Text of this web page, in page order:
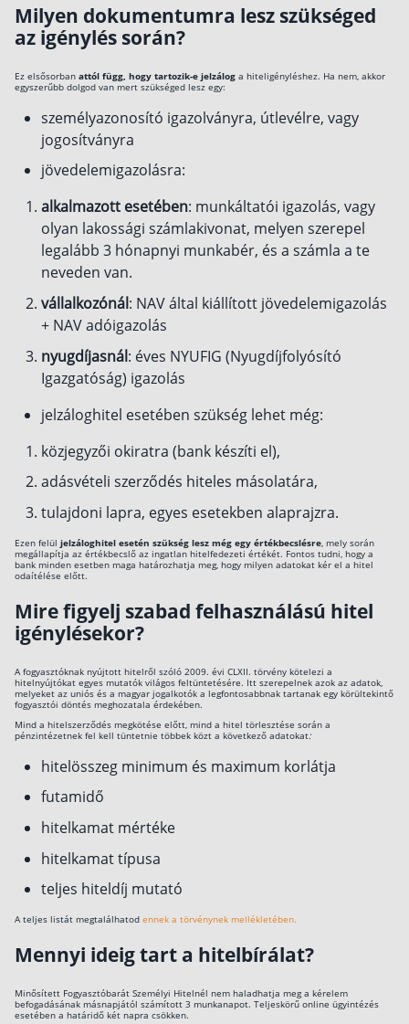
Milyen dokumentumra lesz szükséged
az igénylés során?
Ez elsősorban attól függ, hogy tartozik-e jelzálog a hiteligényléshez. Ha nem, akkor
egyszerűbb dolgod van mert szükséged lesz egy:
személyazonosító igazolványra, útlevélre, vagy
jogosítványra
jövedelemigazolásra:
alkalmazott esetében: munkáltatói igazolás, vagy
olyan lakossági számlakivonat, melyen szerepel
legalább 3 hónapnyi munkabér, és a számla a te
neveden van.
vállalkozónál: NAV által kiállított jövedelemigazolás
+ NAV adóigazolás
nyugdíjasnál: éves NYUFIG (Nyugdíjfolyósító
Igazgatóság) igazolás
jelzáloghitel esetében szükség lehet még:
közjegyzői okiratra (bank készíti el),
adásvételi szerződés hiteles másolatára,
tulajdoni lapra, egyes esetekben alaprajzra.
Ezen felül jelzáloghitel esetén szükség lesz még egy értékbecslésre , mely során
megállapítja az értékbecslő az ingatlan hitelfedezeti értékét. Fontos tudni, hogy a
bank minden esetben maga határozhatja meg, hogy milyen adatokat kér el a hitel
odaítélése előtt.
Mire figyelj szabad felhasználású hitel
igénylésekor?
A fogyasztóknak nyújtott hitelről szóló 2009. évi CLXII. törvény kötelezi a
hitelnyújtókat egyes mutatók világos feltüntetésére. Itt szerepelnek azok az adatok,
melyeket az uniós és a magyar jogalkotók a legfontosabbnak tartanak egy körültekintő
fogyasztói döntés meghozatala érdekében.
Mind a hitelszerződés megkötése előtt, mind a hitel törlesztése során a
pénzintézetnek fel kell tüntetnie többek közt a következő adatokat:
hitelösszeg minimum és maximum korlátja
futamidő
hitelkamat mértéke
hitelkamat típusa
teljes hiteldíj mutató
A teljes listát megtalálhatod ennek a törvénynek mellékletében.
Mennyi ideig tart a hitelbírálat?
Minősített Fogyasztóbarát Személyi Hitelnél nem haladhatja meg a kérelem
befogadásának másnapjától számított 3 munkanapot. Teljeskörű online ügyintézés
esetében a határidő két napra csökken.